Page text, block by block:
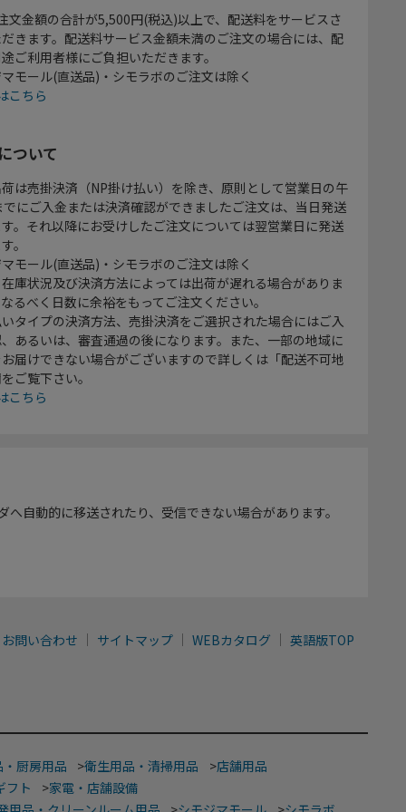
文金額の合計が5,500円(税込)以上で、配送料をサービスさ
きます。配送料サービス金額未満のご注文の場合には、配
ご利用者様にご負担いただきます。
モール(直送品)・シモラボのご注文は除く
こちら
ついて
は売掛決済（NP掛け払い）を除き、原則として営業日の午
にご入金または決済確認ができましたご注文は、当日発送
。それ以降にお受けしたご注文については翌営業日に発送
。
モール(直送品)・シモラボのご注文は除く
庫状況及び決済方法によっては出荷が遅れる場合がありま
るべく日数に余裕をもってご注文ください。
タイプの決済方法、売掛決済をご選択された場合にはご入
あるいは、審査通過の後になります。また、一部の地域に
届けできない場合がございますので詳しくは「配送不可地
ご覧下さい。
こちら
自動的に移送されたり、受信できない場合があります。
お問い合わせ サイトマップ WEBカタログ 英語版TOP
厨房用品 >衛生用品・清掃用品 >店舗用品
フト
>家電・店舗設備